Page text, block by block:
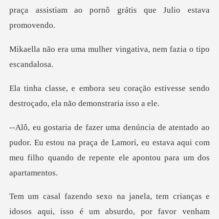
ulher vingativa, nem f
ração estivesse sendo
destroçado,
or. Eu estou na praça de Lamori, eu estava aqui com
meu fil
tem crianças e
idosos aqui, isso é